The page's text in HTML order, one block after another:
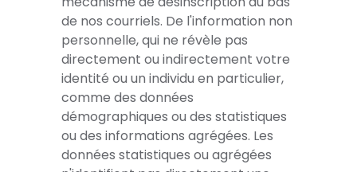
de nos courriels. De l'information non
personnelle, qui ne révèle pas
directement ou indirectement votre
identité ou un individu en particulier,
comme des données
démographiques ou des statistiques
ou des informations agrégées. Les
données statistiques ou agrégées